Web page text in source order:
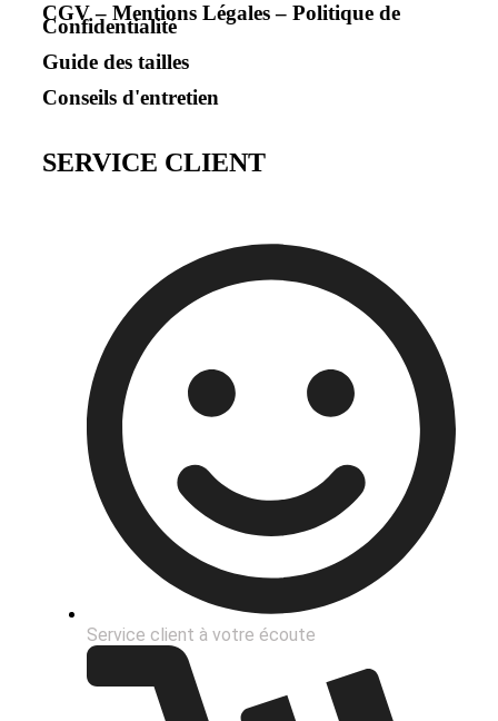
CGV – Mentions Légales – Politique de
Confidentialité
Guide des tailles
Conseils d'entretien
SERVICE CLIENT
Service client à votre écoute